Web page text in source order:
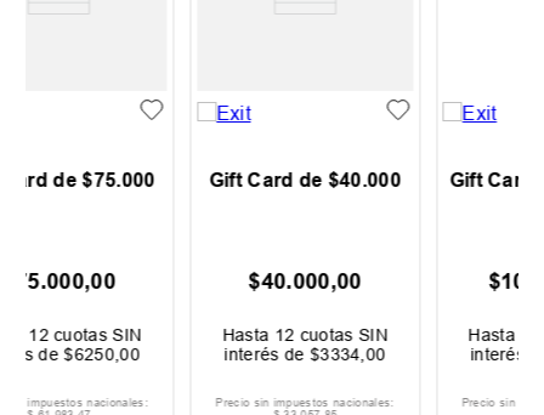
Gift Card de $40.000
$40
Hasta12
cuotas SIN
interés de
00
Precio sin impuestos nacionales:
Gift Card de $100.000
$100
Hasta12
cuotas SIN
interés de
00
Precio sin impuestos nacionales: